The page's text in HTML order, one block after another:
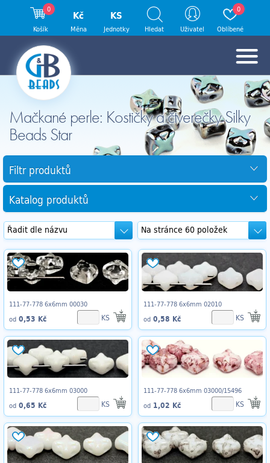
Mačkané perle: Kostičky a čtverečky Silky
Beads Star
Filtr produktů
Katalog produktů
111-77-778 6x6mm 00030
od 0,53 Kč KS
111-77-778 6x6mm 02010
od 0,58 Kč KS
111-77-778 6x6mm 03000
od 0,65 Kč KS
111-77-778 6x6mm 03000/15496
od 1,02 Kč KS
0
Košík
Kč
Měna
KS
Jednotky Hledat Uživatel
0
Oblíbené